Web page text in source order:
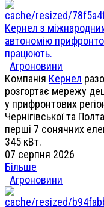
Кернел з
автономію
працюють.
Агроновини
Компанія Кернел
розгортає мережу
у прифронтових
Чернігівської та
перші 7 сонячних
345 кВт.
07 серпня 2026
Більше
Агроновини